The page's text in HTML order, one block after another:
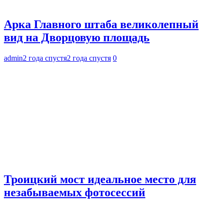
Арка Главного штаба великолепный
вид на Дворцовую площадь
admin2 года спустя2 года спустя 0
Троицкий мост идеальное место для
незабываемых фотосессий